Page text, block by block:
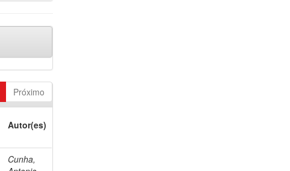
Próximo
Autor(es)
Cunha,